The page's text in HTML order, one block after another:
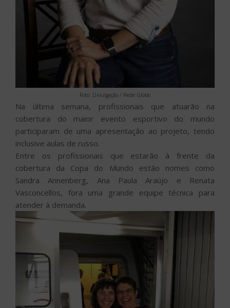
Foto: Divulgação / Rede Globo
Na última semana, profissionais que atuarão na
cobertura do maior evento esportivo do mundo
participaram de uma apresentação ao projeto, tendo
inclusive aulas de russo.
Entre os profissionais que estarão à frente da
cobertura da Copa do Mundo estão nomes como
Sandra Annenberg, Ana Paula Araújo e Renata
Vasconcellos, fora uma grande equipe técnica para
atender à demanda.